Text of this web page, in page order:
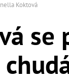
Koktová